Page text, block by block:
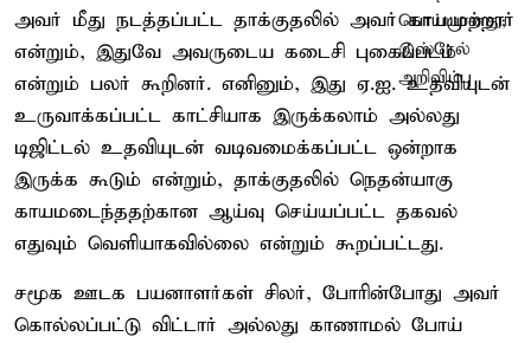
அவர் மீது நடத்தப்பட்ட தாக்குதலில் அவர் காயமுற்றார்
என்றும், இதுவே அவருடைய கடைசி புகைப்படம்
என்றும் பலர் கூறினர். எனினும், இது ஏ.ஐ. உதவியுடன்
உருவாக்கப்பட்ட காட்சியாக இருக்கலாம் அல்லது
டிஜிட்டல் உதவியுடன் வடிவமைக்கப்பட்ட ஒன்றாக
இருக்க கூடும் என்றும், தாக்குதலில் நெதன்யாகு
காயமடைந்ததற்கான ஆய்வு செய்யப்பட்ட தகவல்
எதுவும் வெளியாகவில்லை என்றும் கூறப்பட்டது.
சமூக ஊடக பயனாளர்கள் சிலர், போரின்போது அவர்
கொல்லப்பட்டு விட்டார் அல்லது காணாமல் போய்